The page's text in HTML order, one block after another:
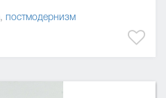
, постмодернизм